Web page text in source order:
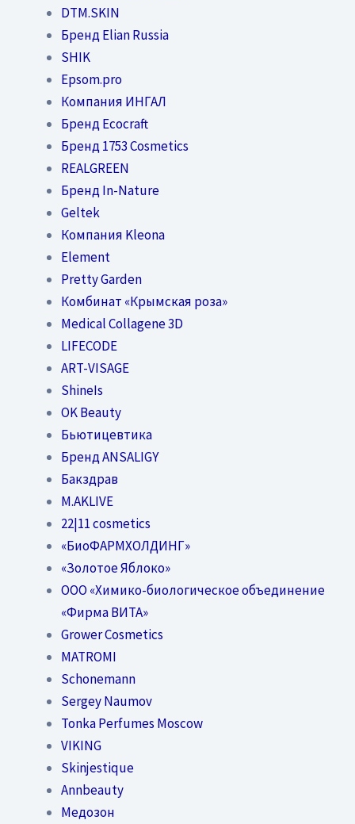
DTM.SKIN
Бренд Elian Russia
SHIK
Epsom.pro
Компания ИНГАЛ
Бренд Ecocraft
Бренд 1753 Cosmetics
REALGREEN
Бренд In-Nature
Geltek
Компания Kleona
Element
Pretty Garden
Комбинат «Крымская роза»
Medical Collagene 3D
LIFECODE
ART-VISAGE
ShineIs
OK Beauty
Бьютицевтика
Бренд ANSALIGY
Бакздрав
M.AKLIVE
22|11 cosmetics
«БиоФАРМХОЛДИНГ»
«Золотое Яблоко»
OOO «Химико-биологическое объединение
«Фирма ВИТА»
Grower Cosmetics
MATROMI
Schonemann
Sergey Naumov
Tonka Perfumes Moscow
VIKING
Skinjestique
Annbeauty
Медозон